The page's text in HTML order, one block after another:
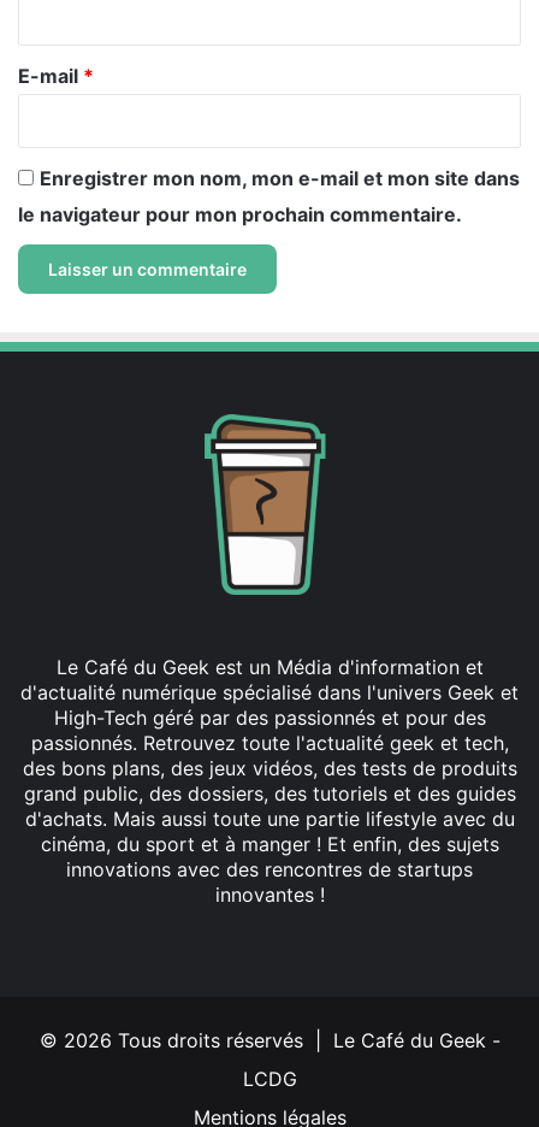
e
E-mail *
Enregistrer mon nom, mon e-mail et mon site dans
le navigateur pour mon prochain commentaire.
Le Café du Geek est un Média d'information et
d'actualité numérique spécialisé dans l'univers Geek et
High-Tech géré par des passionnés et pour des
passionnés. Retrouvez toute l'actualité geek et tech,
des bons plans, des jeux vidéos, des tests de produits
grand public, des dossiers, des tutoriels et des guides
d'achats. Mais aussi toute une partie lifestyle avec du
cinéma, du sport et à manger ! Et enfin, des sujets
innovations avec des rencontres de startups
innovantes !
© 2026 Tous droits réservés | Le Café du Geek -
LCDG
Mentions légales